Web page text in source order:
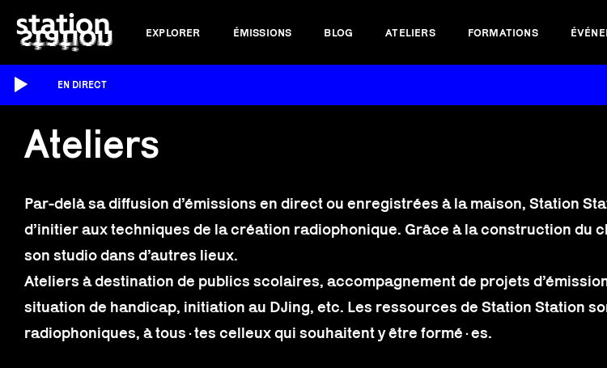
EXPLORER ÉMISSIONS BLOG ATELIERS FORMATIONS
EN DIRECT
Ateliers
Par-delà sa diffusion d’émissions en direct ou enregistrées à la maison, Station
d’initier aux techniques de la création radiophonique. Grâce à la construction
son studio dans d’autres lieux.
Ateliers à destination de publics scolaires, accompagnement de projets
situation de handicap, initiation au DJing, etc. Les ressources de Station Station
radiophoniques, à tous·tes celleux qui souhaitent y être formé·es.